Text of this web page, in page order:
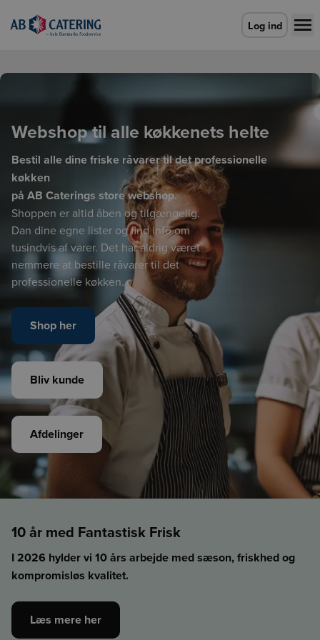
Gå til forsiden
Log ind
Webshop til alle køkkenets helte
Bestil alle dine friske råvarer til det professionelle
køkken
på AB Caterings store webshop.
Shoppen er altid åben og tilgængelig.
Dan dine egne lister og find info om
tusindvis af varer. Det har aldrig været
nemmere at bestille råvarer til det
professionelle køkken.
Shop her
Bliv kunde
Afdelinger
10 år med Fantastisk Frisk
I 2026 hylder vi 10 års arbejde med sæson, friskhed og
kompromisløs kvalitet.
Læs mere her